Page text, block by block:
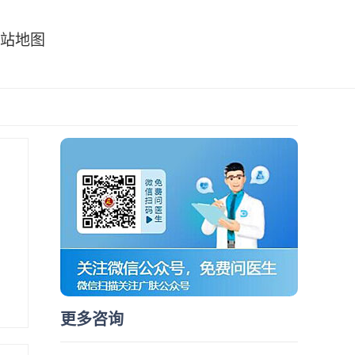
地图
更多咨询